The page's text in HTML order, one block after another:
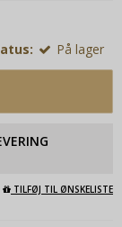
På lager
TILFØJ TIL ØNSKELISTE